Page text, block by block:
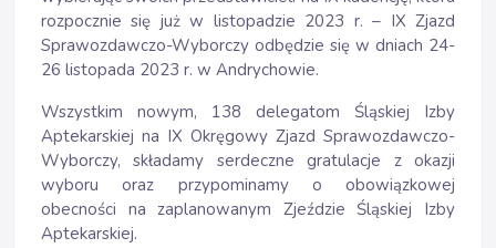
rozpocznie się już w listopadzie 2023 r. – IX Zjazd
Sprawozdawczo-Wyborczy odbędzie się w dniach 24-
26 listopada 2023 r. w Andrychowie.
Wszystkim nowym, 138 delegatom Śląskiej Izby
Aptekarskiej na IX Okręgowy Zjazd Sprawozdawczo-
Wyborczy, składamy serdeczne gratulacje z okazji
wyboru oraz przypominamy o obowiązkowej
obecności na zaplanowanym Zjeździe Śląskiej Izby
Aptekarskiej.